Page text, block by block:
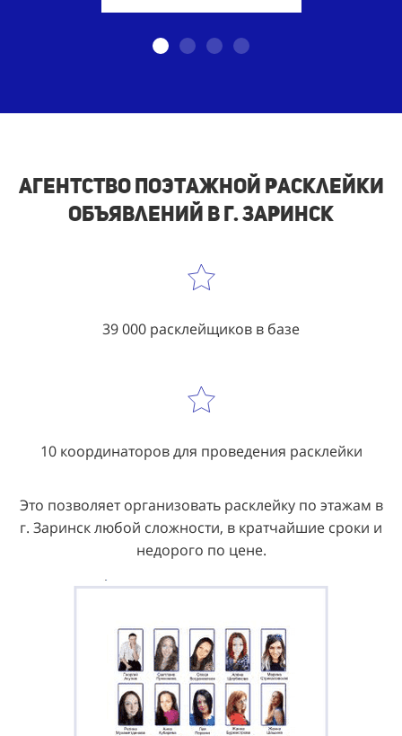
Агентство поэтажной расклейки
объявлений в г. Заринск
39 000 расклейщиков в базе
10 координаторов для проведения расклейки
Это позволяет организовать расклейку по этажам в
г. Заринск любой сложности, в кратчайшие сроки и
недорого по цене.